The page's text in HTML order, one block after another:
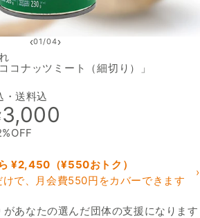
‹01/04›
コナッツミート（細切り）」
・送料込
3,000
%OFF
¥2,450 （¥550おトク）
けで、月会費550円をカバーできます
›
があなたの選んだ団体の支援になります